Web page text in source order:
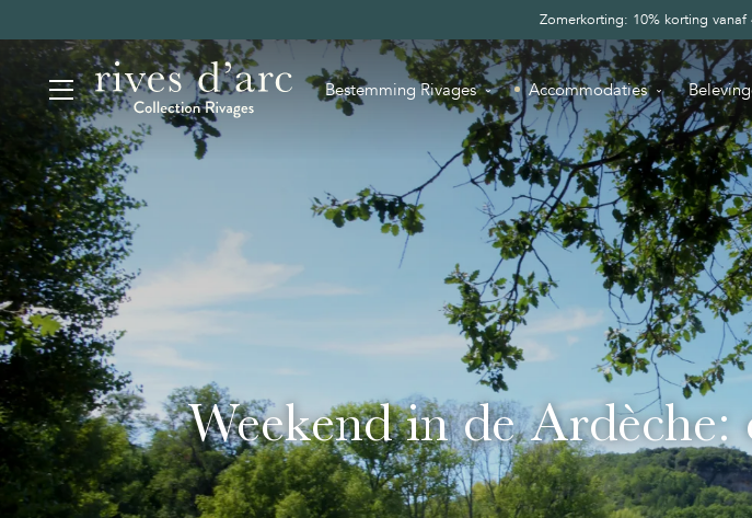
Zomerkorting: 10% korting
Bestemming Rivages Accommodaties
Weekend in de